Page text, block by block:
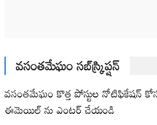
వసంతమేఘం సబ్‌స్క్రిప్షన్
వసంతమేఘం కొత్త పోస్టుల నోటిఫికేషన్
ఈమెయిల్ ను ఎంటర్ చేయండి